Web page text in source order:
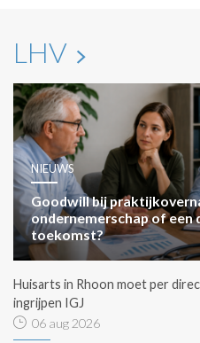
LHV
NIEUWS
Goodwill bij
ondernemerschap of een
toekomst?
Huisarts in Rhoon moet per
ingrijpen IGJ
06 aug 2026